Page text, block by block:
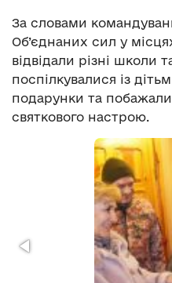
За словами
Об’єднаних сил у
відвідали різні школи
поспілкувалися із
подарунки та
святкового настрою.